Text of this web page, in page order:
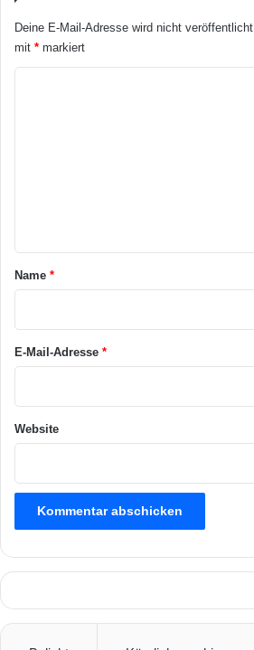
e
n
e
e
a
v
r
n
Deine E-Mail-Adresse wird nicht veröffentlicht.
mit * markiert
a
r
Name *
E-Mail-Adresse *
Website